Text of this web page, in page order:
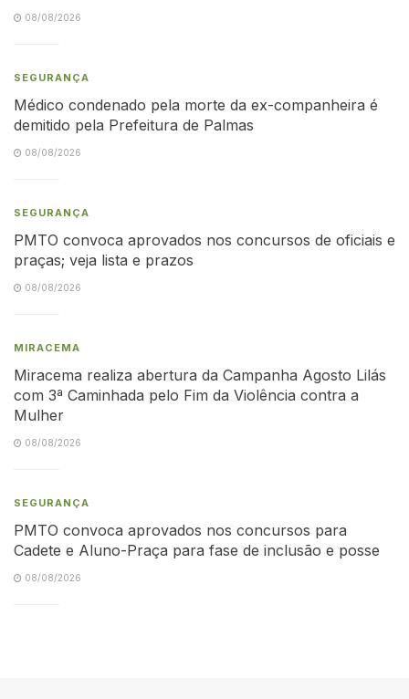
08/08/2026
SEGURANÇA
Médico condenado pela morte da ex-companheira é
demitido pela Prefeitura de Palmas
08/08/2026
SEGURANÇA
PMTO convoca aprovados nos concursos de oficiais e
praças; veja lista e prazos
08/08/2026
MIRACEMA
Miracema realiza abertura da Campanha Agosto Lilás
com 3ª Caminhada pelo Fim da Violência contra a
Mulher
08/08/2026
SEGURANÇA
PMTO convoca aprovados nos concursos para
Cadete e Aluno-Praça para fase de inclusão e posse
08/08/2026